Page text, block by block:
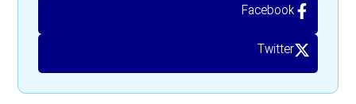
Facebook
Twitter